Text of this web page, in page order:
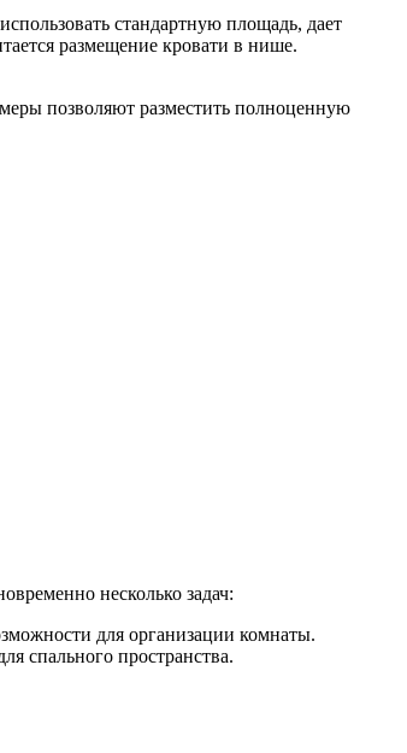
стандартную площадь, дает
размещение кровати в нише.
позволяют разместить полноценную
несколько задач:
для организации комнаты.
спального пространства.